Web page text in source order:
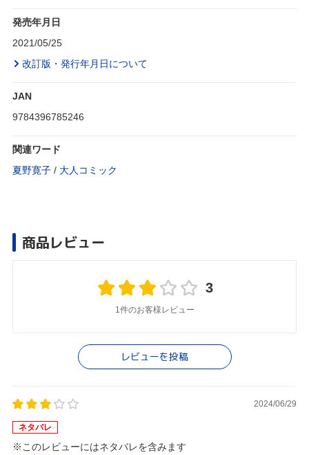
発売年月日
2021/05/25
改訂版・発行年月日について
JAN
9784396785246
関連ワード
夏野寛子 / 大人コミック
商品レビュー
3
1件のお客様レビュー
レビューを投稿
2024/06/29
ネタバレ
※このレビューにはネタバレを含みます